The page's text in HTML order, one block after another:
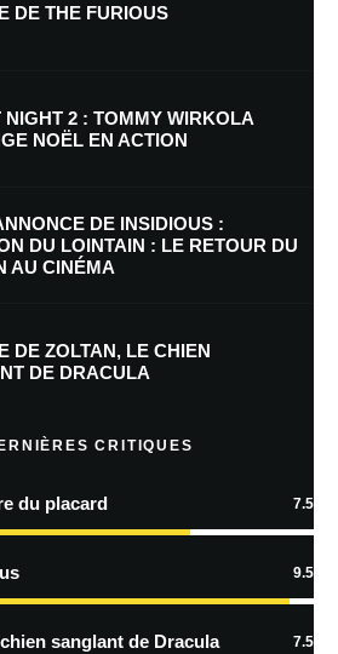
e-mail et mon site dans le navigateur pour
commentaires par e-mail.
articles par e-mail.
En savoir
DE THE FURIOUS
NIGHT 2 : TOMMY WIRKOLA
NOËL EN ACTION
DE INSIDIOUS :
DU LOINTAIN : LE RETOUR DU
AU CINÉMA
DE ZOLTAN, LE CHIEN
DE DRACULA
CRITIQUES
du placard 7.5
9.5
sanglant de Dracula 7.5